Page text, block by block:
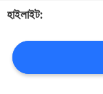
খবর
মামলা
হাইলাইট: